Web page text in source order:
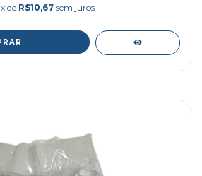
x de R$10,67 sem juros